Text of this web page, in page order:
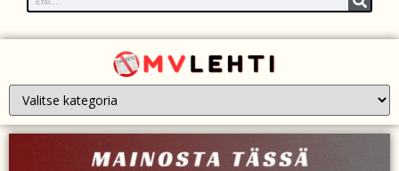
ja busseja sytytettiin tuleen Manhattanilla
Kimi ja Minttu Räikkönen juhlivat 10-vuotishääpäiväänsä – näin F1-
Nigel Farage vaatii ulkomaalaisten sulkemista pois sosiaalisesta